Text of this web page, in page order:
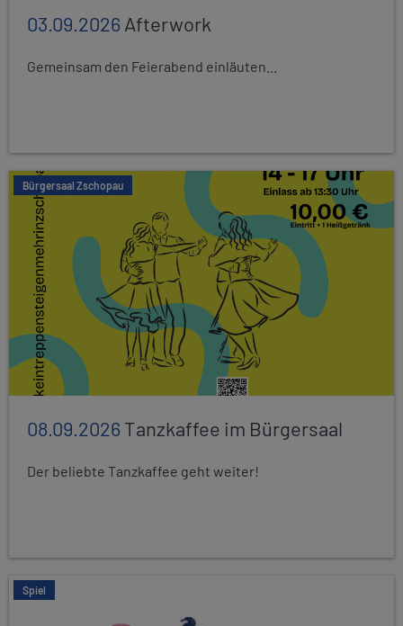
03.09.2026Afterwork
Gemeinsam den Feierabend einläuten...
Bürgersaal Zschopau
08.09.2026Tanzkaffee im Bürgersaal
Der beliebte Tanzkaffee geht weiter!
Spiel